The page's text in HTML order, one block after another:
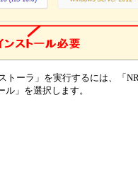
トーラ」を実行するには、「
ル」を選択します。